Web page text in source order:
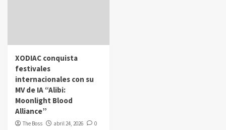
XODIAC conquista
festivales
internacionales con su
MV de IA “Alibi:
Moonlight Blood
Alliance”
The Boss abril 24, 2026 0